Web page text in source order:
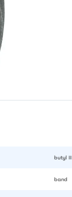
butyl
band